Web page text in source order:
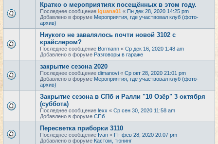
Кратко о мероприятиях посещённых в этом году.
Последнее сообщение iguana01 « Пн дек 28, 2020 14:25 pm
Добавлено в форуме Мероприятия, где участвовал клуб (фото-
архив)
Ниукого не завалялось почти новой 3102 с
крайслером?
Последнее сообщение Bormann « Ср дек 16, 2020 1:48 am
Добавлено в форуме Разговоры в гараже
закрытие сезона 2020
Последнее сообщение dimanovi « Ср окт 28, 2020 21:01 pm
Добавлено в форуме Мероприятия, где участвовал клуб (фото-
архив)
Закрытие сезона в СПб и Ралли "10 Озёр" 3 октября
(суббота)
Последнее сообщение lexx « Ср сен 30, 2020 11:58 am
Добавлено в форуме СПб
Пересветка приборки 3110
Последнее сообщение Ivan « Пт фев 28, 2020 20:07 pm
Добавлено в форуме Кастом, тюнинг